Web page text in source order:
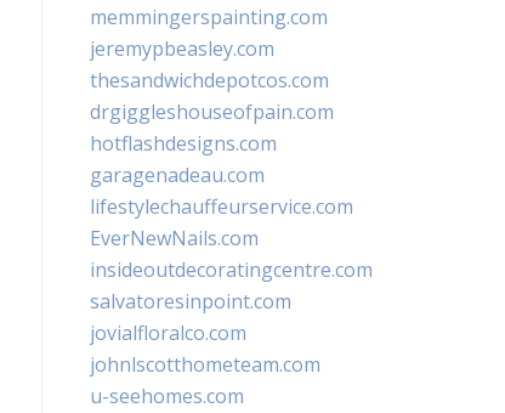
memmingerspainting.com
jeremypbeasley.com
thesandwichdepotcos.com
drgiggleshouseofpain.com
hotflashdesigns.com
garagenadeau.com
lifestylechauffeurservice.com
EverNewNails.com
insideoutdecoratingcentre.com
salvatoresinpoint.com
jovialfloralco.com
johnlscotthometeam.com
u-seehomes.com